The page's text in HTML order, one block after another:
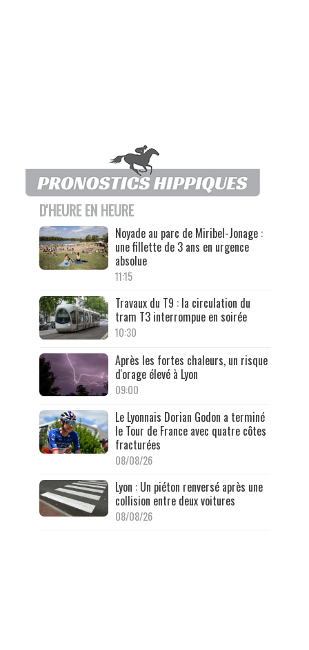
D'HEURE EN HEURE
Noyade au parc de Miribel-Jonage :
une fillette de 3 ans en urgence
absolue
11:15
Travaux du T9 : la circulation du
tram T3 interrompue en soirée
10:30
Après les fortes chaleurs, un risque
d'orage élevé à Lyon
09:00
Le Lyonnais Dorian Godon a terminé
le Tour de France avec quatre côtes
fracturées
08/08/26
Lyon : Un piéton renversé après une
collision entre deux voitures
08/08/26